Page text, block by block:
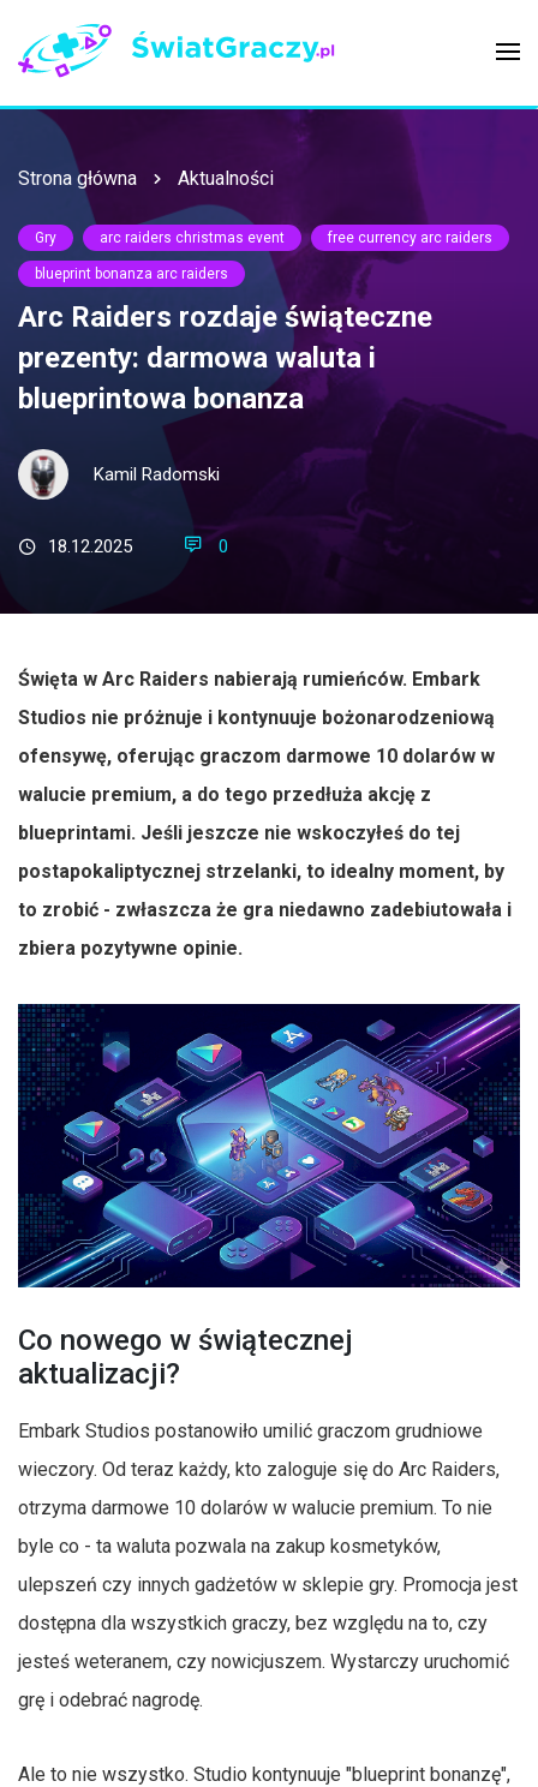
Strona główna Aktualności
Gry arc raiders christmas event free currency arc raiders
blueprint bonanza arc raiders
Arc Raiders rozdaje świąteczne
prezenty: darmowa waluta i
blueprintowa bonanza
Kamil Radomski
18.12.2025 0
Święta w Arc Raiders nabierają rumieńców. Embark
Studios nie próżnuje i kontynuuje bożonarodzeniową
ofensywę, oferując graczom darmowe 10 dolarów w
walucie premium, a do tego przedłuża akcję z
blueprintami. Jeśli jeszcze nie wskoczyłeś do tej
postapokaliptycznej strzelanki, to idealny moment, by
to zrobić - zwłaszcza że gra niedawno zadebiutowała i
zbiera pozytywne opinie.
Co nowego w świątecznej
aktualizacji?
Embark Studios postanowiło umilić graczom grudniowe
wieczory. Od teraz każdy, kto zaloguje się do Arc Raiders,
otrzyma darmowe 10 dolarów w walucie premium. To nie
byle co - ta waluta pozwala na zakup kosmetyków,
ulepszeń czy innych gadżetów w sklepie gry. Promocja jest
dostępna dla wszystkich graczy, bez względu na to, czy
jesteś weteranem, czy nowicjuszem. Wystarczy uruchomić
grę i odebrać nagrodę.
Ale to nie wszystko. Studio kontynuuje "blueprint bonanzę",